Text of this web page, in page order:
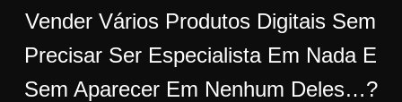
Vender Vários Produtos Digitais Sem
Precisar Ser Especialista Em Nada E
Sem Aparecer Em Nenhum Deles…?